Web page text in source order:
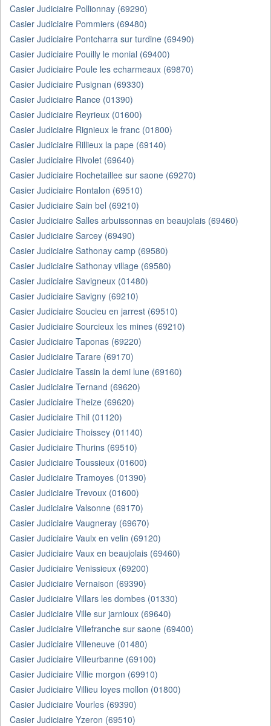
Casier Judiciaire Pollionnay (69290)
Casier Judiciaire Pommiers (69480)
Casier Judiciaire Pontcharra sur turdine (69490)
Casier Judiciaire Pouilly le monial (69400)
Casier Judiciaire Poule les echarmeaux (69870)
Casier Judiciaire Pusignan (69330)
Casier Judiciaire Rance (01390)
Casier Judiciaire Reyrieux (01600)
Casier Judiciaire Rignieux le franc (01800)
Casier Judiciaire Rillieux la pape (69140)
Casier Judiciaire Rivolet (69640)
Casier Judiciaire Rochetaillee sur saone (69270)
Casier Judiciaire Rontalon (69510)
Casier Judiciaire Sain bel (69210)
Casier Judiciaire Salles arbuissonnas en beaujolais (69460)
Casier Judiciaire Sarcey (69490)
Casier Judiciaire Sathonay camp (69580)
Casier Judiciaire Sathonay village (69580)
Casier Judiciaire Savigneux (01480)
Casier Judiciaire Savigny (69210)
Casier Judiciaire Soucieu en jarrest (69510)
Casier Judiciaire Sourcieux les mines (69210)
Casier Judiciaire Taponas (69220)
Casier Judiciaire Tarare (69170)
Casier Judiciaire Tassin la demi lune (69160)
Casier Judiciaire Ternand (69620)
Casier Judiciaire Theize (69620)
Casier Judiciaire Thil (01120)
Casier Judiciaire Thoissey (01140)
Casier Judiciaire Thurins (69510)
Casier Judiciaire Toussieux (01600)
Casier Judiciaire Tramoyes (01390)
Casier Judiciaire Trevoux (01600)
Casier Judiciaire Valsonne (69170)
Casier Judiciaire Vaugneray (69670)
Casier Judiciaire Vaulx en velin (69120)
Casier Judiciaire Vaux en beaujolais (69460)
Casier Judiciaire Venissieux (69200)
Casier Judiciaire Vernaison (69390)
Casier Judiciaire Villars les dombes (01330)
Casier Judiciaire Ville sur jarnioux (69640)
Casier Judiciaire Villefranche sur saone (69400)
Casier Judiciaire Villeneuve (01480)
Casier Judiciaire Villeurbanne (69100)
Casier Judiciaire Villie morgon (69910)
Casier Judiciaire Villieu loyes mollon (01800)
Casier Judiciaire Vourles (69390)
Casier Judiciaire Yzeron (69510)